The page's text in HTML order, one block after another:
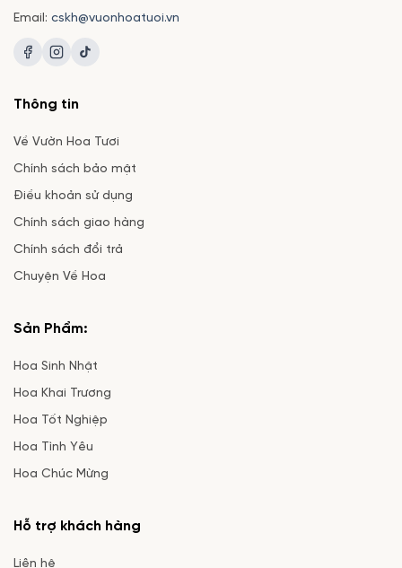
Email: cskh@vuonhoatuoi.vn
Thông tin
Về Vườn Hoa Tươi
Chính sách bảo mật
Điều khoản sử dụng
Chính sách giao hàng
Chính sách đổi trả
Chuyện Về Hoa
Sản Phẩm:
Hoa Sinh Nhật
Hoa Khai Trương
Hoa Tốt Nghiệp
Hoa Tình Yêu
Hoa Chúc Mừng
Hỗ trợ khách hàng
Liên hệ